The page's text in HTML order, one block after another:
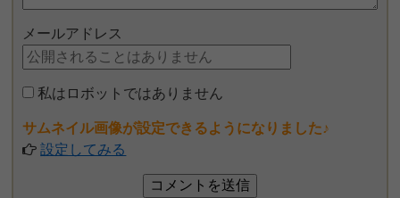
メールアドレス
私はロボットではありません
サムネイル画像が設定できるようになりました♪
設定してみる